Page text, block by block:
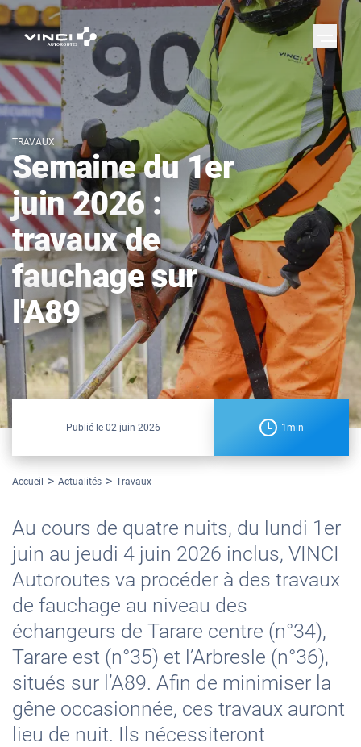
TRAVAUX
Semaine du 1er
juin 2026 :
travaux de
fauchage sur
l'A89
Publié le 02 juin 2026 1min
Accueil Actualités Travaux
Au cours de quatre nuits, du lundi 1er
juin au jeudi 4 juin 2026 inclus, VINCI
Autoroutes va procéder à des travaux
de fauchage au niveau des
échangeurs de Tarare centre (n°34),
Tarare est (n°35) et l’Arbresle (n°36),
situés sur l’A89. Afin de minimiser la
gêne occasionnée, ces travaux auront
lieu de nuit. Ils nécessiteront